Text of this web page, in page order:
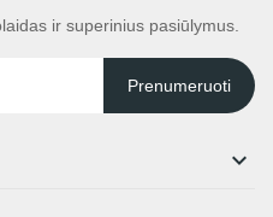
ir superinius pasiūlymus.
Prenumeruoti
